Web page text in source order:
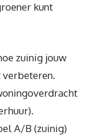
kunt
zuinig jouw
verbeteren.
A/B (zuinig)